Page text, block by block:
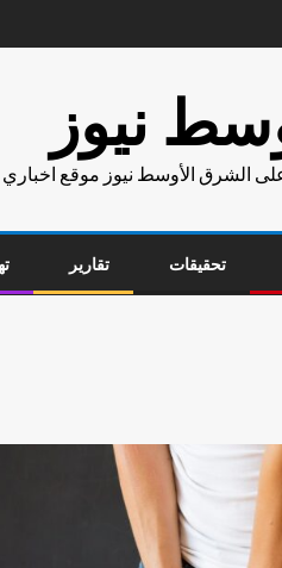
نيوز
الشرق الأوسط نيوز موقع
تحقيقات تقارير